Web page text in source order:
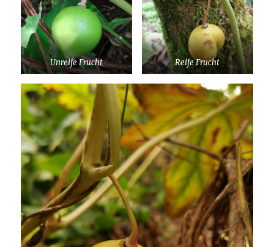
Unreife Frucht Reife Frucht